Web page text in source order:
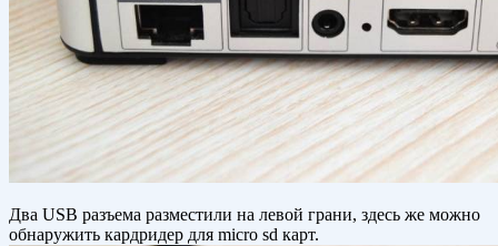
Два USB разъема разместили на левой грани, здесь же можно
обнаружить кардридер для micro sd карт.